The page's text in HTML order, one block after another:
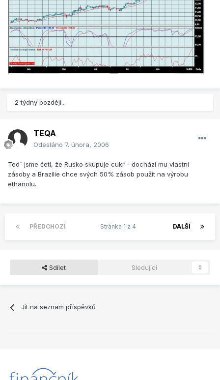
2 týdny později...
TEQA
Odesláno 7. února, 2006
Tedˇ jsme četl, že Rusko skupuje cukr - dochází mu vlastní
zásoby a Brazílie chce svých 50% zásob použít na výrobu
ethanolu.
PŘEDCHOZÍ DALŠÍ
Stránka 1 z 4
Sdílet Sledující 0
Jít na seznam příspěvků